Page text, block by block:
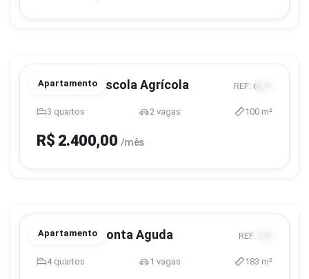
Apartamento
Blumenau, Escola Agrícola REF: 6587
3 quartos 2 vagas 100 m²
R$ 2.400,00 /mês
Apartamento
Blumenau, Ponta Aguda REF: 650
4 quartos 1 vagas 183 m²